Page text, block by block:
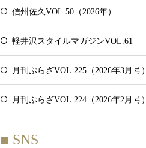
信州佐久VOL.50（2026年）
軽井沢スタイルマガジンVOL.61
月刊ぷらざVOL.225（2026年3月号）
月刊ぷらざVOL.224（2026年2月号）
■ SNS